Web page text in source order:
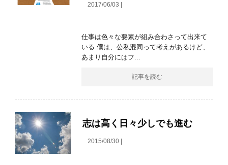
2017/06/03 |
仕事は色々な要素が組み合わさって出来て
いる 僕は、公私混同って考えがあるけど、
あまり自分にはフ...
記事を読む
志は高く日々少しでも進む
2015/08/30 |